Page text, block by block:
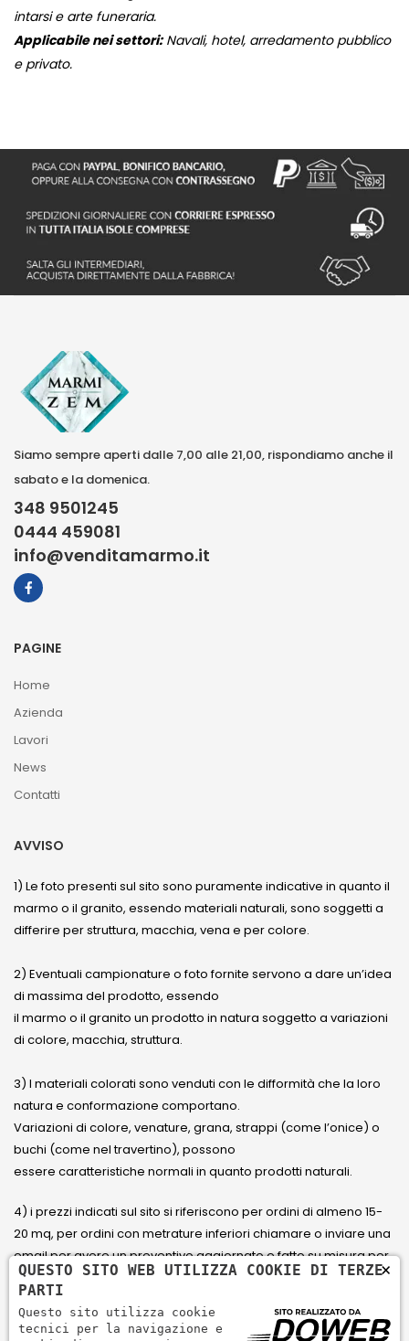
intarsi e arte funeraria.
Applicabile nei settori:Navali, hotel, arredamento pubblico
e privato.
Siamo sempre aperti dalle 7,00 alle 21,00, rispondiamo anche il
sabato e la domenica.
348 9501245
0444 459081
info@venditamarmo.it
PAGINE
Home
Azienda
Lavori
News
Contatti
AVVISO
1) Le foto presenti sul sito sono puramente indicative in quanto il
marmo o il granito, essendo materiali naturali, sono soggetti a
differire per struttura, macchia, vena e per colore.
2) Eventuali campionature o foto fornite servono a dare un’idea
di massima del prodotto, essendo
il marmo o il granito un prodotto in natura soggetto a variazioni
di colore, macchia, struttura.
3) I materiali colorati sono venduti con le difformità che la loro
natura e conformazione comportano.
Variazioni di colore, venature, grana, strappi (come l’onice) o
buchi (come nel travertino), possono
essere caratteristiche normali in quanto prodotti naturali.
4) i prezzi indicati sul sito si riferiscono per ordini di almeno 15-
20 mq, per ordini con metrature inferiori chiamare o inviare una
email per avere un preventivo aggiornato e fatto su misura per
il cliente.
5) Paga con Carta di credito Visa, Visa Electron, Maestro,
×
QUESTO SITO WEB UTILIZZA COOKIE DI TERZE
PARTI
Questo sito utilizza cookie
tecnici per la navigazione e